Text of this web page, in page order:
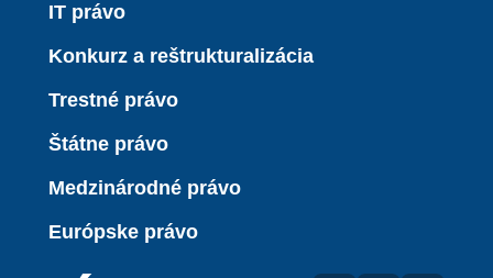
IT právo
Konkurz a reštrukturalizácia
Trestné právo
Štátne právo
Medzinárodné právo
Európske právo